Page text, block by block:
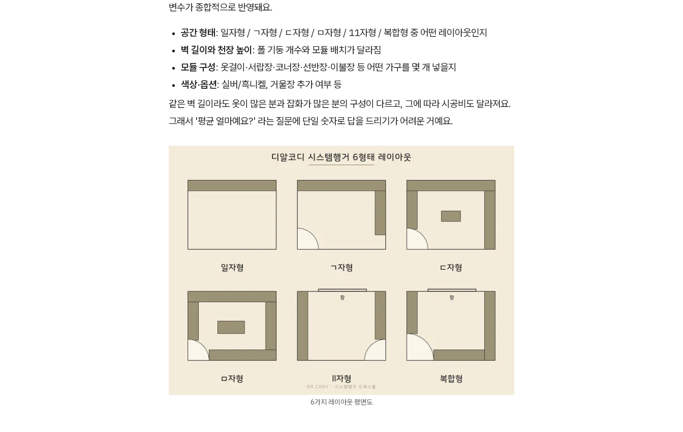
변수가 종합적으로 반영돼요.
공간 형태: 일자형 / ㄱ자형 / ㄷ자형 / ㅁ자형 / 11자형 / 복합형 중 어떤 레이아웃인지
벽 길이와 천장 높이: 폴 기둥 개수와 모듈 배치가 달라짐
모듈 구성: 옷걸이·서랍장·코너장·선반장·이불장 등 어떤 가구를 몇 개 넣을지
색상·옵션: 실버/흑니켈, 거울장 추가 여부 등
같은 벽 길이라도 옷이 많은 분과 잡화가 많은 분의 구성이 다르고, 그에 따라 시공비도 달라져요.
그래서 '평균 얼마예요?' 라는 질문에 단일 숫자로 답을 드리기가 어려운 거예요.
6가지 레이아웃 평면도